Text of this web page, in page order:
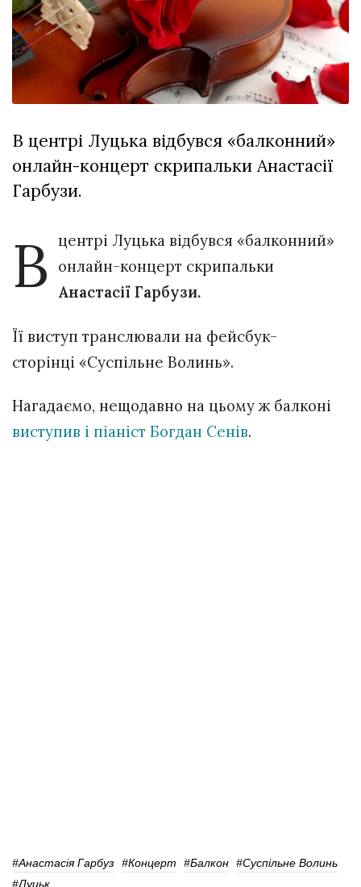
XIX
Спартакіада
VolWe...
29 Липня 2026
551 переглядів
Всі розділи
Лайф
Афіша
ZONE 18+
Політика конфіденційності
В центрі Луцька відбувся «балконний»
онлайн-концерт скрипальки Анастасії
Гарбузи.
В
центрі Луцька відбувся «балконний»
онлайн-концерт скрипальки
Анастасії Гарбузи.
Її виступ транслювали на фейсбук-
сторінці «Суспільне Волинь».
Нагадаємо, нещодавно на цьому ж балконі
виступив і піаніст Богдан Сенів.
#Анастасія Гарбуз #концерт #балкон #Суспільне Волинь
#Луцьк